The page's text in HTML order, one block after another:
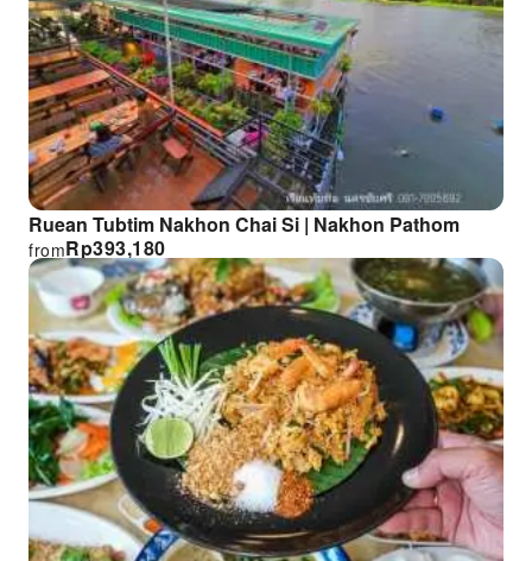
Ruean Tubtim Nakhon Chai Si | Nakhon Pathom
Rp393,180
from